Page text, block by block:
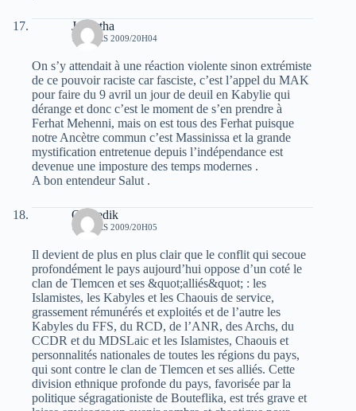
Jugurtha
17 MARS 2009/20H04
On s’y attendait à une réaction violente sinon extrémiste
de ce pouvoir raciste car fasciste, c’est l’appel du MAK
pour faire du 9 avril un jour de deuil en Kabylie qui
dérange et donc c’est le moment de s’en prendre à
Ferhat Mehenni, mais on est tous des Ferhat puisque
notre Ancètre commun c’est Massinissa et la grande
mystification entretenue depuis l’indépendance est
devenue une imposture des temps modernes .
A bon entendeur Salut .
Oussedik
17 MARS 2009/20H05
Il devient de plus en plus clair que le conflit qui secoue
profondément le pays aujourd’hui oppose d’un coté le
clan de Tlemcen et ses &quot;alliés&quot; : les
Islamistes, les Kabyles et les Chaouis de service,
grassement rémunérés et exploités et de l’autre les
Kabyles du FFS, du RCD, de l’ANR, des Archs, du
CCDR et du MDSLaic et les Islamistes, Chaouis et
personnalités nationales de toutes les régions du pays,
qui sont contre le clan de Tlemcen et ses alliés. Cette
division ethnique profonde du pays, favorisée par la
politique ségragationiste de Bouteflika, est trés grave et